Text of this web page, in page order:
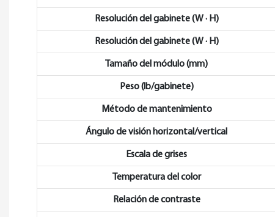
Resolución del gabinete (W · H)
Resolución del gabinete (W · H)
Tamaño del módulo (mm)
Peso (lb/gabinete)
Método de mantenimiento
Ángulo de visión horizontal/vertical
Escala de grises
Temperatura del color
Relación de contraste